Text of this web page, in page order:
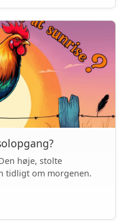
høje, stolte
tidligt om morgenen.